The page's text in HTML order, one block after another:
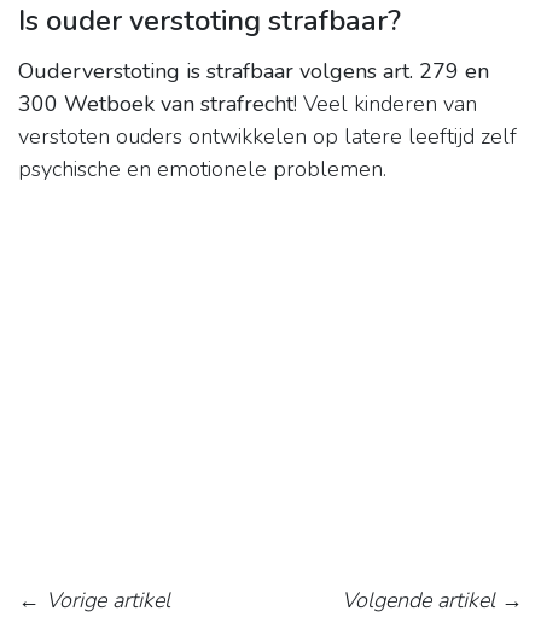
Is ouder verstoting strafbaar?
Ouderverstoting is strafbaar volgens art. 279 en
300 Wetboek van strafrecht! Veel kinderen van
verstoten ouders ontwikkelen op latere leeftijd zelf
psychische en emotionele problemen.
← Vorige artikel
Volgende artikel→